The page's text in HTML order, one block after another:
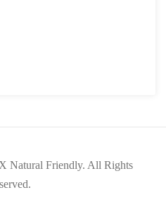
Natural Friendly. All Rights